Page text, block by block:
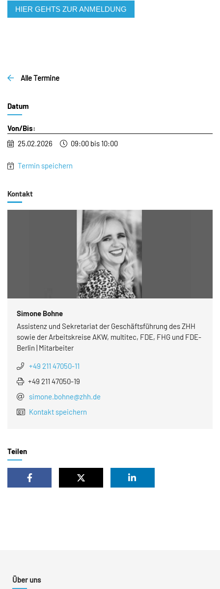
HIER GEHTS ZUR ANMELDUNG
Alle Termine
Datum
Von/Bis:
25.02.2026
09:00 bis 10:00
Termin speichern
Kontakt
Simone Bohne
Assistenz und Sekretariat der Geschäftsführung des ZHH
sowie der Arbeitskreise AKW, multitec, FDE, FHG und FDE-
Berlin | Mitarbeiter
+49 211 47050-11
+49 211 47050-19
simone.bohne@zhh.de
Kontakt speichern
Teilen
Über uns